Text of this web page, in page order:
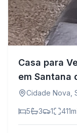
Casa para
em Santana
Cidade Nova
5 3 1 411